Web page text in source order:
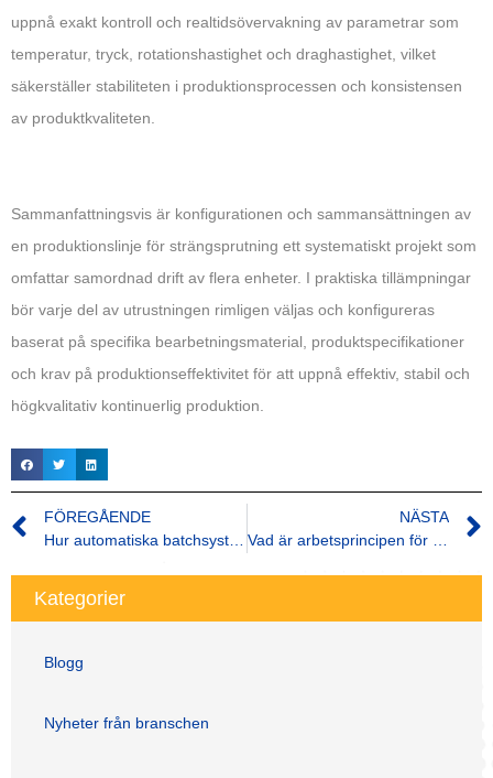
Kategorier
Blogg
Nyheter från branschen
uppnå exakt kontroll och realtidsövervakning av parametrar som
temperatur, tryck, rotationshastighet och draghastighet, vilket
säkerställer stabiliteten i produktionsprocessen och konsistensen
av produktkvaliteten.
Sammanfattningsvis är konfigurationen och sammansättningen av
en produktionslinje för strängsprutning ett systematiskt projekt som
omfattar samordnad drift av flera enheter. I praktiska tillämpningar
bör varje del av utrustningen rimligen väljas och konfigureras
baserat på specifika bearbetningsmaterial, produktspecifikationer
och krav på produktionseffektivitet för att uppnå effektiv, stabil och
högkvalitativ kontinuerlig produktion.
FÖREGÅENDE
NÄSTA